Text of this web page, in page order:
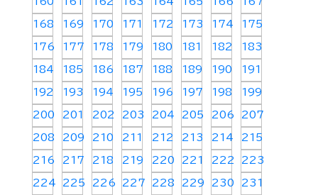
168 169 170 171 172 173 174 175
176 177 178 179 180 181 182 183
184 185 186 187 188 189 190 191
192 193 194 195 196 197 198 199
200 201 202 203 204 205 206 207
208 209 210 211 212 213 214 215
216 217 218 219 220 221 222 223
224 225 226 227 228 229 230 231